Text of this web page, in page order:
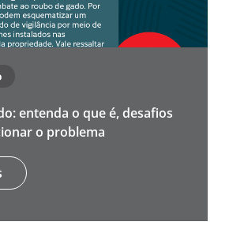
entenda o que é, desafios
o problema